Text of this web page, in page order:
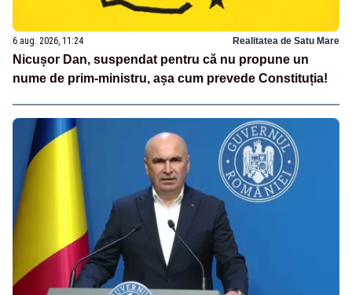
6 aug. 2026, 11:24 Realitatea de Satu Mare
Nicușor Dan, suspendat pentru că nu propune un
nume de prim-ministru, așa cum prevede Constituția!